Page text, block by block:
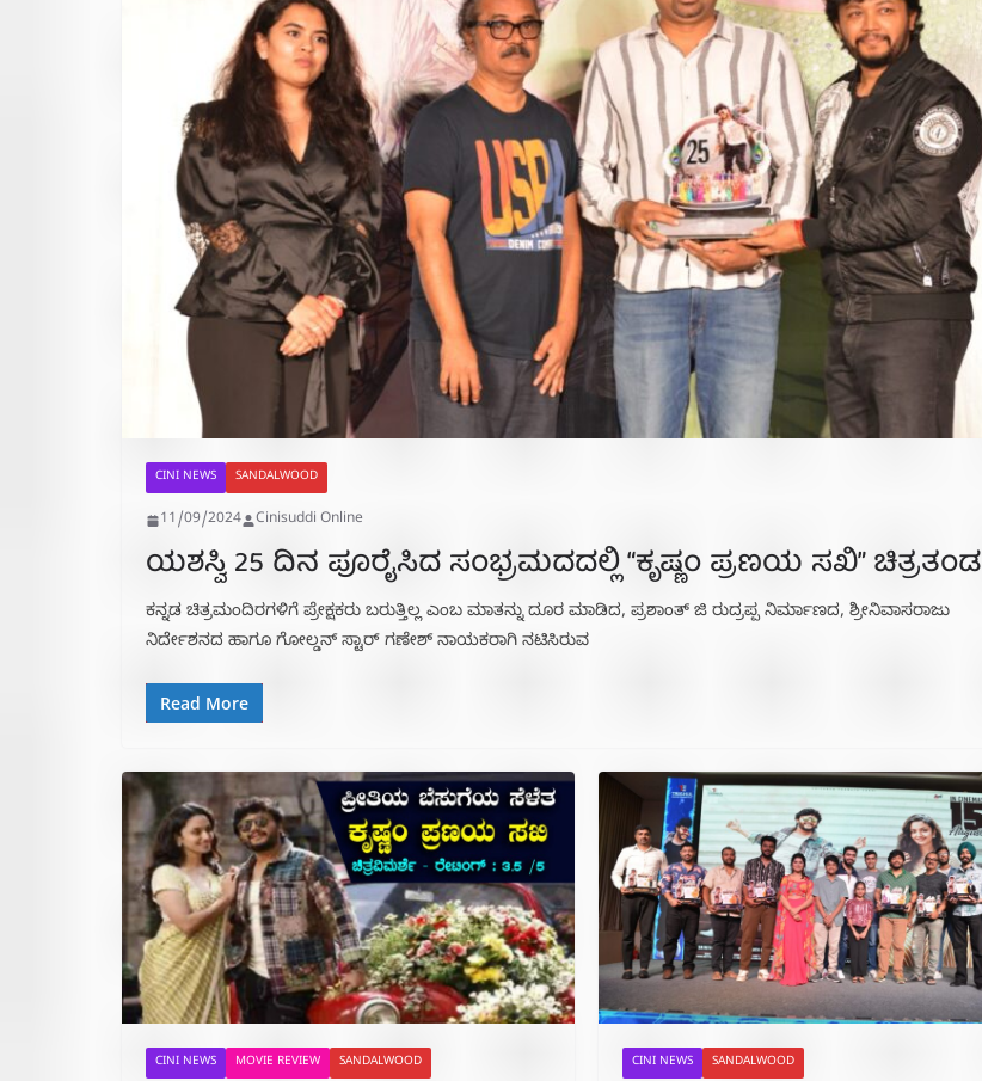
CINI NEWS SANDALWOOD
11/09/2024 Cinisuddi Online
ಯಶಸ್ವಿ 25 ದಿನ ಪೂರೈಸಿದ ಸಂಭ್ರಮದದಲ್ಲಿ “ಕೃಷ್ಣಂ ಪ್ರಣಯ ಸಖಿ” ಚಿತ್ರತಂಡ
ಕನ್ನಡ ಚಿತ್ರಮಂದಿರಗಳಿಗೆ ಪ್ರೇಕ್ಷಕರು ಬರುತ್ತಿಲ್ಲ ಎಂಬ ಮಾತನ್ನು ದೂರ ಮಾಡಿದ, ಪ್ರಶಾಂತ್ ಜಿ ರುದ್ರಪ್ಪ ನಿರ್ಮಾಣದ, ಶ್ರೀನಿವಾಸರಾಜು
ನಿರ್ದೇಶನದ ಹಾಗೂ ಗೋಲ್ಡನ್ ಸ್ಟಾರ್ ಗಣೇಶ್ ನಾಯಕರಾಗಿ ನಟಿಸಿರುವ
Read More
CINI NEWS MOVIE REVIEW SANDALWOOD CINI NEWS SANDALWOOD